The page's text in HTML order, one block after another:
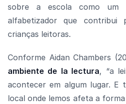
sobre a escola como um
alfabetizador que contribui
crianças leitoras.
Conforme Aidan Chambers
ambiente de la lectura, “a
acontecer em algum lugar. E
local onde lemos afeta a